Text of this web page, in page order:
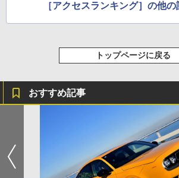
［アクセスランキング］の他
トップページに戻る
おすすめ記事